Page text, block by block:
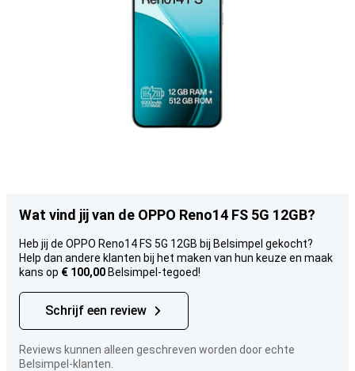
Wat vind jij van de OPPO Reno14 FS 5G 12GB?
Heb jij de OPPO Reno14 FS 5G 12GB bij Belsimpel gekocht?
Help dan andere klanten bij het maken van hun keuze en maak
kans op € 100,00 Belsimpel-tegoed!
Schrijf een review
Reviews kunnen alleen geschreven worden door echte
Belsimpel-klanten.